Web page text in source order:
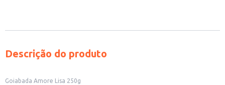
Descrição do produto
Goiabada Amore Lisa 250g